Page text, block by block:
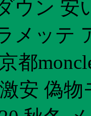
ウン 安
メッテ
都
安 偽